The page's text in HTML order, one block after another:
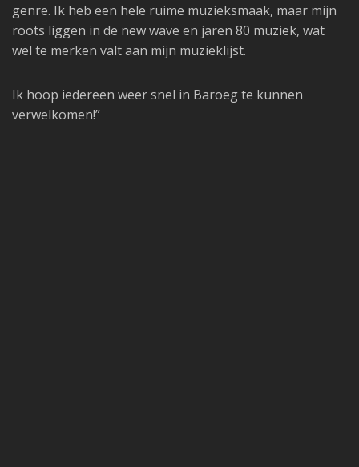
genre. Ik heb een hele ruime muzieksmaak, maar mijn
roots liggen in de new wave en jaren 80 muziek, wat
wel te merken valt aan mijn muzieklijst.
Ik hoop iedereen weer snel in Baroeg te kunnen
verwelkomen!”